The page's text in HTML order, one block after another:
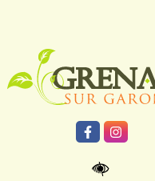
Lien vers
Lien